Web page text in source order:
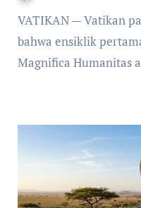
VATIKAN — Vatikan pada Senin mengumumkan
bahwa ensiklik
Magnifica Humanitas